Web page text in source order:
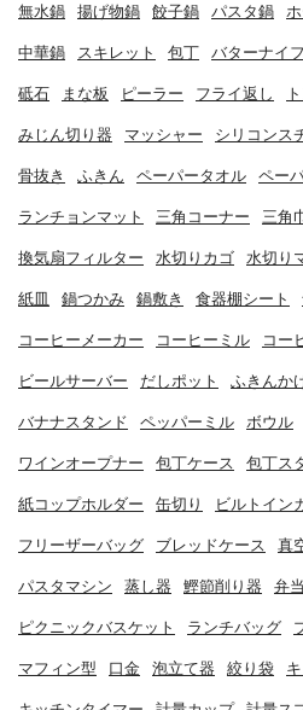
無水鍋 揚げ物鍋 餃子鍋 パスタ鍋
中華鍋 スキレット 包丁 バターナイフ
砥石 まな板 ピーラー フライ返し
みじん切り器 マッシャー シリコンス
骨抜き ふきん ペーパータオル ペー
ランチョンマット 三角コーナー 三角
換気扇フィルター 水切りカゴ 水切り
紙皿 鍋つかみ 鍋敷き 食器棚シート
コーヒーメーカー コーヒーミル コー
ビールサーバー だしポット ふきんか
バナナスタンド ペッパーミル ボウル
ワインオープナー 包丁ケース 包丁ス
紙コップホルダー 缶切り ビルトイン
フリーザーバッグ ブレッドケース 真
パスタマシン 蒸し器 鰹節削り器 弁
ピクニックバスケット ランチバッグ
マフィン型 口金 泡立て器 絞り袋